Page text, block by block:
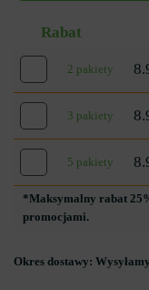
Rabat
2 pakiety
3 pakiety
5 pakiety
*Maksymalny rabat
promocjami.
Okres dostawy: